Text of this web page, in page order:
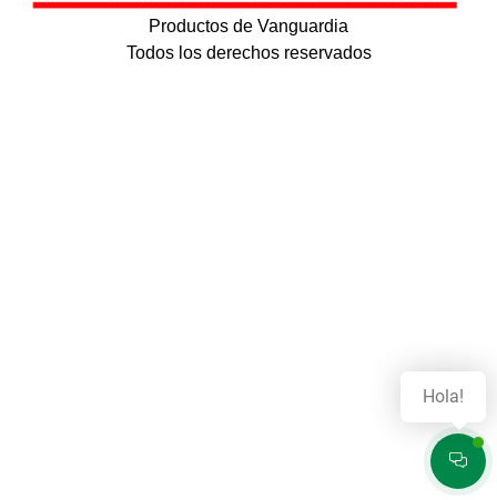
Productos de Vanguardia
Todos los derechos reservados
Hola!